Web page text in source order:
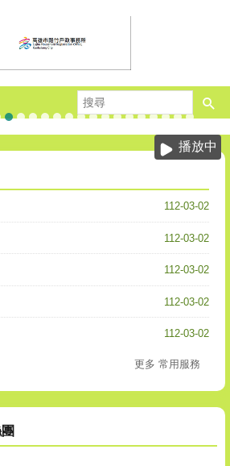
尋
播放中
.
遷出登記
死亡假日預約結婚
連假暫停
首辦護照
人籍合一
線上申辦戶籍登記
高雄市戶政規費收據查詢系統
行動憑證
憑證反詐騙
當事人死亡
週六服務
人籍合一
自然人憑證
上傳數位
遷出國外
當事
112-03-02
112-03-02
112-03-02
112-03-02
112-03-02
更多 常用服務